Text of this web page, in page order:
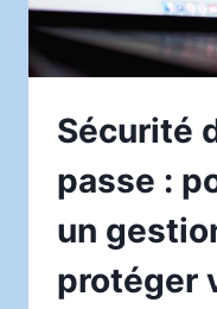
Sécurité
passe :
un
protéger